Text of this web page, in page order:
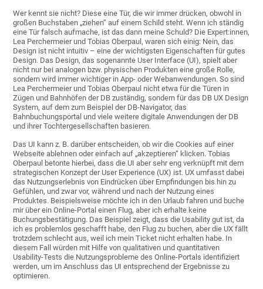
Wer kennt sie nicht? Diese eine Tür, die wir immer drücken, obwohl in
großen Buchstaben „ziehen“ auf einem Schild steht. Wenn ich ständig
eine Tür falsch aufmache, ist das dann meine Schuld? Die Expert:innen,
Lea Perchermeier und Tobias Oberpaul, waren sich einig: Nein, das
Design ist nicht intuitiv – eine der wichtigsten Eigenschaften für gutes
Design. Das Design, das sogenannte User Interface (UI), spielt aber
nicht nur bei analogen bzw. physischen Produkten eine große Rolle,
sondern wird immer wichtiger in App- oder Webanwendungen. So sind
Lea Perchermeier und Tobias Oberpaul nicht etwa für die Türen in
Zügen und Bahnhöfen der DB zuständig, sondern für das DB UX Design
System, auf dem zum Beispiel der DB-Navigator, das
Bahnbuchungsportal und viele weitere digitale Anwendungen der DB
und ihrer Tochtergesellschaften basieren.
Das UI kann z. B. darüber entscheiden, ob wir die Cookies auf einer
Webseite ablehnen oder einfach auf „akzeptieren“ klicken. Tobias
Oberpaul betonte hierbei, dass die UI aber sehr eng verknüpft mit dem
strategischen Konzept der User Experience (UX) ist. UX umfasst dabei
das Nutzungserlebnis von Eindrücken über Empfindungen bis hin zu
Gefühlen, und zwar vor, während und nach der Nutzung eines
Produktes. Beispielsweise möchte ich in den Urlaub fahren und buche
mir über ein Online-Portal einen Flug, aber ich erhalte keine
Buchungsbestätigung. Das Beispiel zeigt, dass die Usability gut ist, da
ich es problemlos geschafft habe, den Flug zu buchen, aber die UX fällt
trotzdem schlecht aus, weil ich mein Ticket nicht erhalten habe. In
diesem Fall würden mit Hilfe von qualitativen und quantitativen
Usability-Tests die Nutzungsprobleme des Online-Portals identifiziert
werden, um im Anschluss das UI entsprechend der Ergebnisse zu
optimieren.